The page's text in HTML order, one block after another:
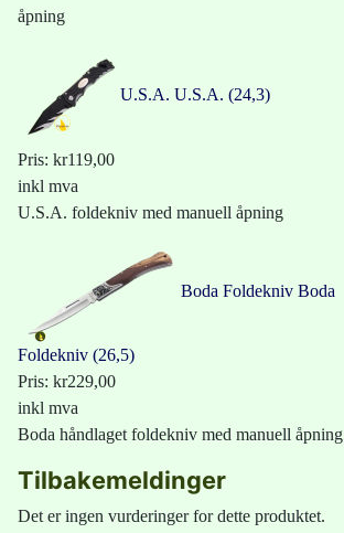
åpning
U.S.A. U.S.A. (24,3)
Pris: kr119,00
inkl mva
U.S.A. foldekniv med manuell åpning
Boda Foldekniv Boda
Foldekniv (26,5)
Pris: kr229,00
inkl mva
Boda håndlaget foldekniv med manuell åpning
Tilbakemeldinger
Det er ingen vurderinger for dette produktet.